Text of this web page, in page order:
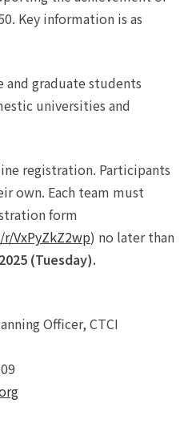
Key information is as
and graduate students
universities and
registration. Participants
own. Each team must
form
VxPyZkZ2wp) no later than
(Tuesday).
Officer, CTCI